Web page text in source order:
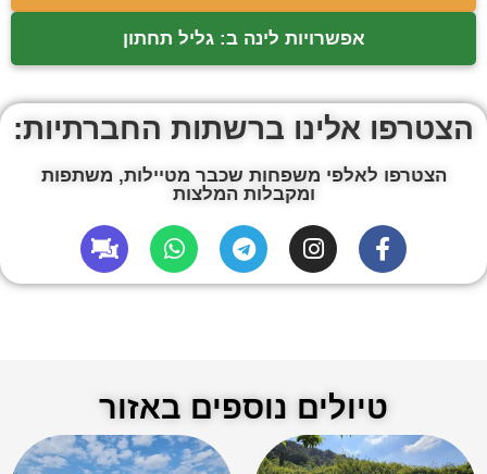
אפשרויות לינה ב: גליל תחתון
הצטרפו אלינו ברשתות החברתיות:
ומקבלות המלצות
טיולים נוספים באזור